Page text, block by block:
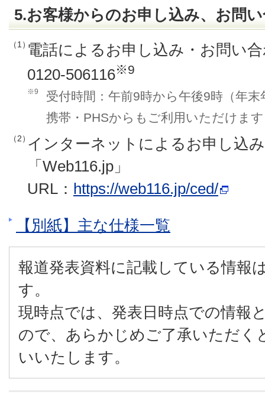
5.お客様からのお申し込み、お問
（1）電話によるお申し込み・お問い
0120-506116※9
※9
受付時間：午前9時から午後9時（年
携帯・PHSからもご利用いただけま
（2） インターネットによるお申し込
「Web116.jp」
URL： https://web116.jp/ced/
【別紙】主な仕様一覧
報道発表資料に記載している情報
す。
現時点では、発表日時点での情報
ので、あらかじめご了承いただく
いいたします。